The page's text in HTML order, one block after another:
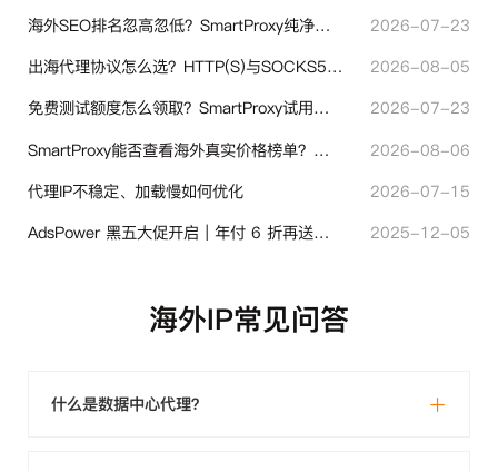
海外SEO排名忽高忽低？SmartProxy纯净住宅IP助力站点权重稳定
2026-07-23
出海代理协议怎么选？HTTP(S)与SOCKS5核心差异与选型技巧
2026-08-05
免费测试额度怎么领取？SmartProxy试用产品完整体验指引
2026-07-23
SmartProxy能否查看海外真实价格榜单？跨境选品代理IP实用解读
2026-08-06
代理IP不稳定、加载慢如何优化
2026-07-15
AdsPower 黑五大促开启｜年付 6 折再送半年＋豪礼抽奖
2025-12-05
海外IP常见问答
什么是数据中心代理？